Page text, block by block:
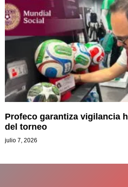
Profeco garantiza vigilancia
del torneo
julio 7, 2026